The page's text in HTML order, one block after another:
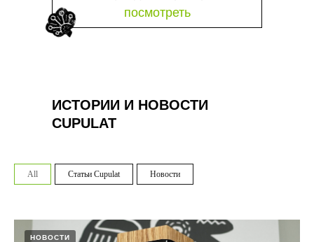
посмотреть
ИСТОРИИ И НОВОСТИ
CUPULAT
All Статьи Cupulat Новости
НОВОСТИ